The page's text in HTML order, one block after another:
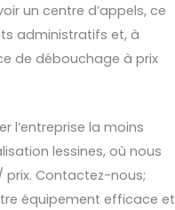
un centre d’appels, ce
administratifs et, à
de débouchage à prix
l’entreprise la moins
lessines, où nous
Contactez-nous;
équipement efficace et